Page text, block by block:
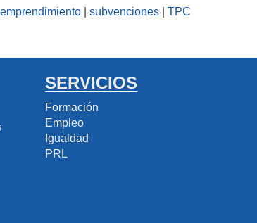
emprendimiento subvenciones TPC
SERVICIOS
Formación
Empleo
Igualdad
PRL